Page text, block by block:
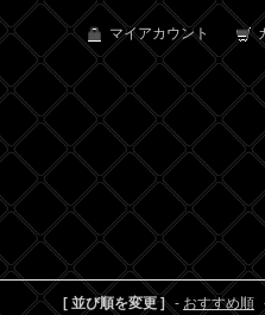
マイアカウント
[ 並び順を変更 ] - おすすめ順